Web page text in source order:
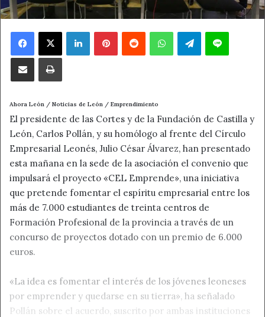
Facebook
X LinkedInPinterestReddit WhatsAppTelegramLine
Compartir por correo electrónicoImprimir
Ahora León / Noticias de León / Emprendimiento
El presidente de las Cortes y de la Fundación de Castilla y
León, Carlos Pollán, y su homólogo al frente del Círculo
Empresarial Leonés, Julio César Álvarez, han presentado
esta mañana en la sede de la asociación el convenio que
impulsará el proyecto «CEL Emprende», una iniciativa
que pretende fomentar el espíritu empresarial entre los
más de 7.000 estudiantes de treinta centros de
Formación Profesional de la provincia a través de un
concurso de proyectos dotado con un premio de 6.000
euros.
«La idea es fomentar el interés de los jóvenes leoneses
por emprender y quedarse en su tierra», ha señalado
Pollán sobre el acuerdo, suscrito por ambas instituciones